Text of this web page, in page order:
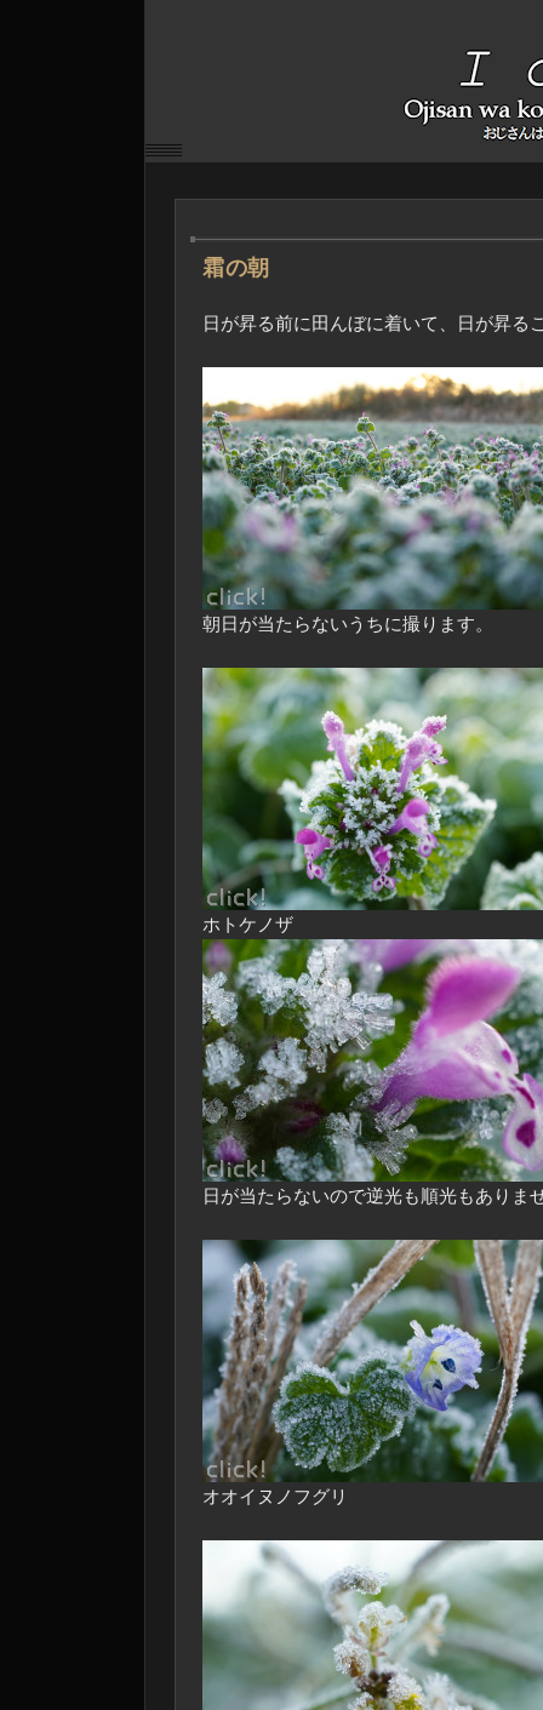
霜の朝
―
日が昇る前に田んぼに着いて、日が昇る
朝日が当たらないうちに撮ります。
ホトケノザ
日が当たらないので逆光も順光もありま
オオイヌノフグリ